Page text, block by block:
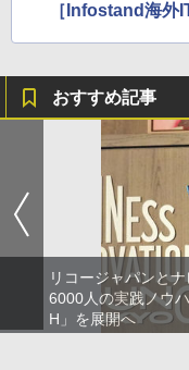
［Infostand海外
おすすめ記事
リコージャパンと
6000人の実践ノウ
H」を展開へ